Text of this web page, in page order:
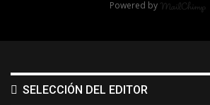
Powered by
SELECCIÓN DEL EDITOR